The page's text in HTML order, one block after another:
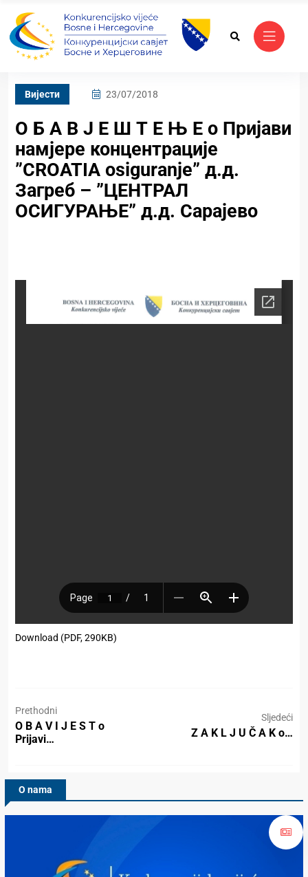
Вијести 23/07/2018
О Б А В Ј Е Ш Т Е Њ Е о Пријави
намјере концентрације
”CROATIA osiguranje” д.д.
Загреб – ”ЦЕНТРАЛ
ОСИГУРАЊЕ” д.д. Сарајево
Download (PDF, 290KB)
Prethodni
O B A V I J E S T o
Prijavi…
Sljedeći
Z A K L J U Č A K o…
O nama